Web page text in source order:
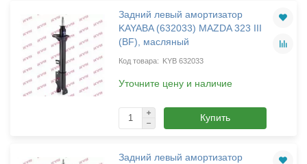
Задний левый амортизатор
KAYABA (632033) MAZDA 323 III
(BF), масляный
KYB 632033
Уточните цену и наличие
Купить
Задний левый амортизатор